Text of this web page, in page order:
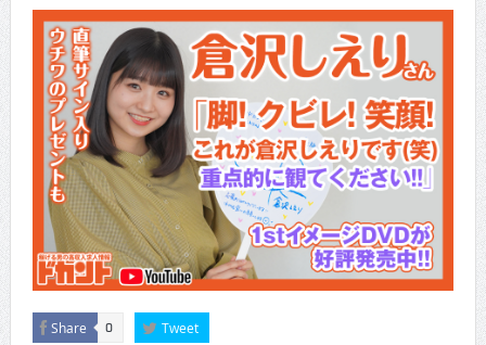
CINEMA×STYLE 294号
Share 0 Tweet